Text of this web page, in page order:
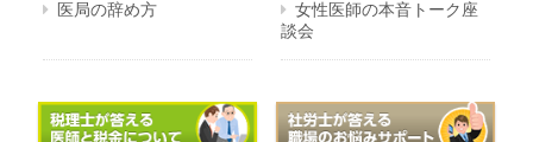
医局の辞め方
女性医師の本音トーク座
談会